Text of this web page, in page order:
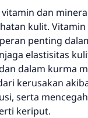
dan
kulit. Vitamin
penting
elastisitas
dalam kurma
kerusakan
serta
keriput.